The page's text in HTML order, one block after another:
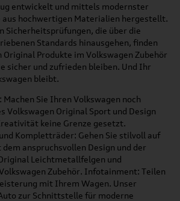
entwickelt und mittels modernster
aus hochwertigen Materialien hergestellt.
Sicherheitsprüfungen, die über die
Standards hinausgehen, finden
Original Produkte im Volkswagen Zubehör
sicher und zufrieden bleiben. Und Ihr
bleibt.
: Machen Sie Ihren Volkswagen noch
Volkswagen Original Sport und Design
keine Grenze gesetzt.
Kompletträder: Gehen Sie stilvoll auf
anspruchsvollen Design und der
Leichtmetallfelgen und
Zubehör. Infotainment: Teilen
mit Ihrem Wagen. Unser
zur Schnittstelle für moderne